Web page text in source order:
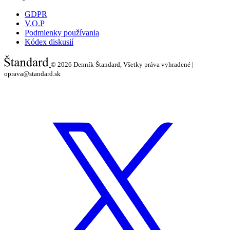
GDPR
V.O.P
Podmienky používania
Kódex diskusií
© 2026 Denník Štandard, Všetky práva vyhradené |
oprava@standard.sk